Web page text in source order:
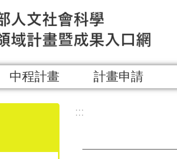
中程計畫 計畫申請
:::